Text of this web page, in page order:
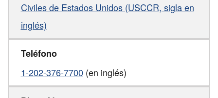
Civiles de Estados Unidos (USCCR, sigla en
inglés)
Teléfono
1-202-376-7700(en inglés)